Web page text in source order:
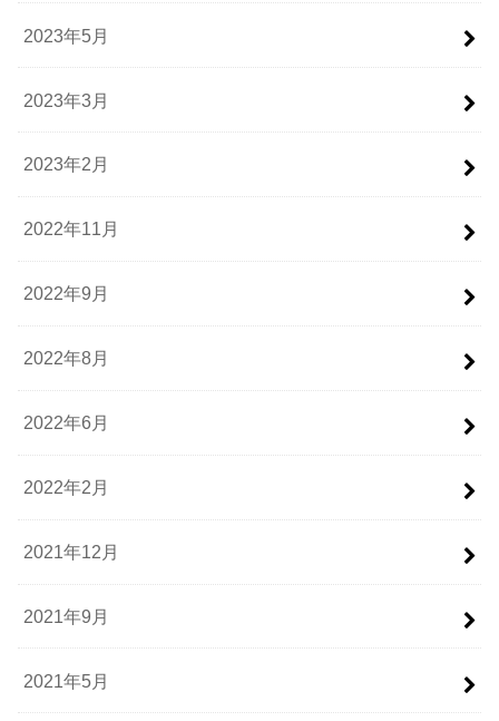
2023年5月
2023年3月
2023年2月
2022年11月
2022年9月
2022年8月
2022年6月
2022年2月
2021年12月
2021年9月
2021年5月